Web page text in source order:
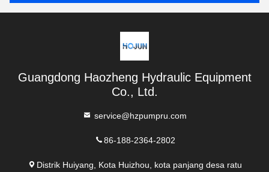
Guangdong Haozheng Hydraulic Equipment
Co., Ltd.
service@hzpumpru.com
86-188-2364-2802
Distrik Huiyang, Kota Huizhou, kota panjang desa ratu